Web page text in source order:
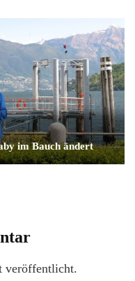
im Bauch ändert
veröffentlicht.